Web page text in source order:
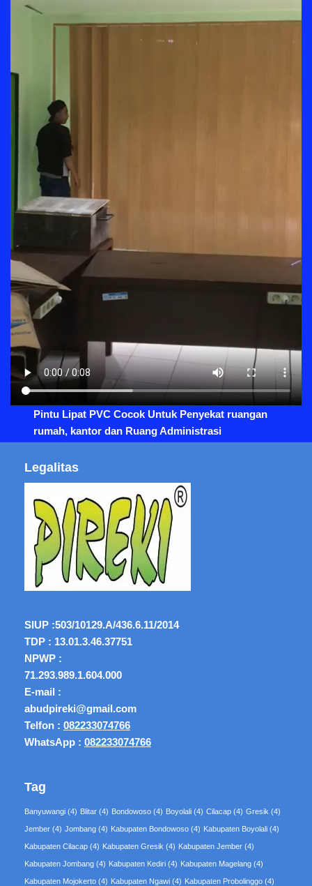
Pintu Lipat PVC Cocok Untuk Penyekat ruangan
rumah, kantor dan Ruang Administrasi
Legalitas
SIUP :503/10129.A/436.6.11/2014
TDP : 13.01.3.46.37751
NPWP :
71.293.989.1.604.000
E-mail :
abudpireki@gmail.com
Telfon : 082233074766
WhatsApp : 082233074766
Tag
Banyuwangi (4) Blitar (4) Bondowoso (4) Boyolali (4) Cilacap (4) Gresik (4)
Jember (4) Jombang (4) Kabupaten Bondowoso (4) Kabupaten Boyolali (4)
Kabupaten Cilacap (4) Kabupaten Gresik (4) Kabupaten Jember (4)
Kabupaten Jombang (4) Kabupaten Kediri (4) Kabupaten Magelang (4)
Kabupaten Mojokerto (4) Kabupaten Ngawi (4) Kabupaten Probolinggo (4)